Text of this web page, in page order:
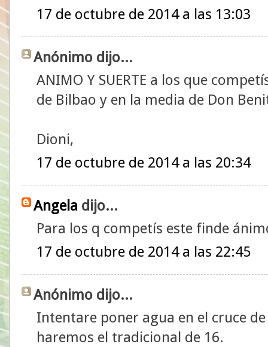
17 de octubre de 2014 a las 13:03
Anónimo dijo...
ANIMO Y SUERTE a los que
de Bilbao y en la media de Don
Dioni,
17 de octubre de 2014 a las 20:34
Angela dijo...
Para los q competís este finde
17 de octubre de 2014 a las 22:45
Anónimo dijo...
Intentare poner agua en el cruce
haremos el tradicional de 16.